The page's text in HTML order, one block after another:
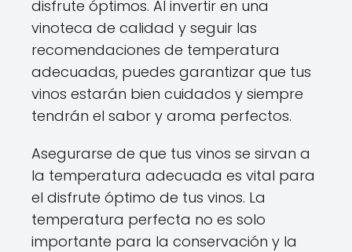
disfrute óptimos. Al invertir en una
vinoteca de calidad y seguir las
recomendaciones de temperatura
adecuadas, puedes garantizar que tus
vinos estarán bien cuidados y siempre
tendrán el sabor y aroma perfectos.
Asegurarse de que tus vinos se sirvan a
la temperatura adecuada es vital para
el disfrute óptimo de tus vinos. La
temperatura perfecta no es solo
importante para la conservación y la